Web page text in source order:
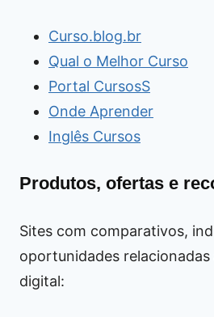
Curso.blog.br
Qual o Melhor Curso
Portal CursosS
Onde Aprender
Inglês Cursos
Produtos, ofertas e
Sites com comparativos,
oportunidades relacionadas
digital: